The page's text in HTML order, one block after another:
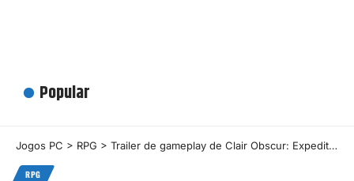
Popular
Jogos PC > RPG > Trailer de gameplay de Clair Obscur: Expedition 33, um RPG baseado em turnos, é revelado!
RPG